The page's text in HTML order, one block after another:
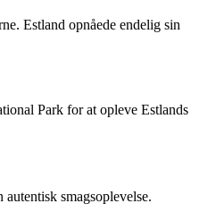
Estland opnåede endelig sin
Park for at opleve Estlands
smagsoplevelse.